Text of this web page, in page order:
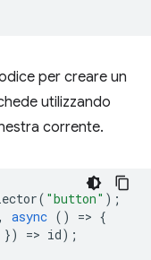
per creare un
utilizzando
corrente.
( "button" );
, async () => {
}) => id);